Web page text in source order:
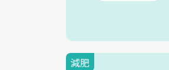
減肥